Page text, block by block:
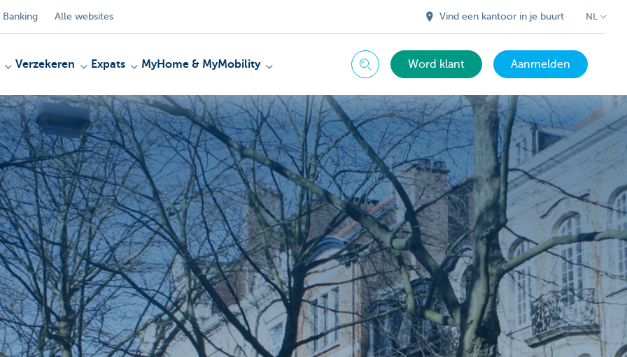
Alle websites Vind een kantoor in je buurt NL
Verzekeren Expats MyHome & MyMobility Zoeken Word klant Aanmelden